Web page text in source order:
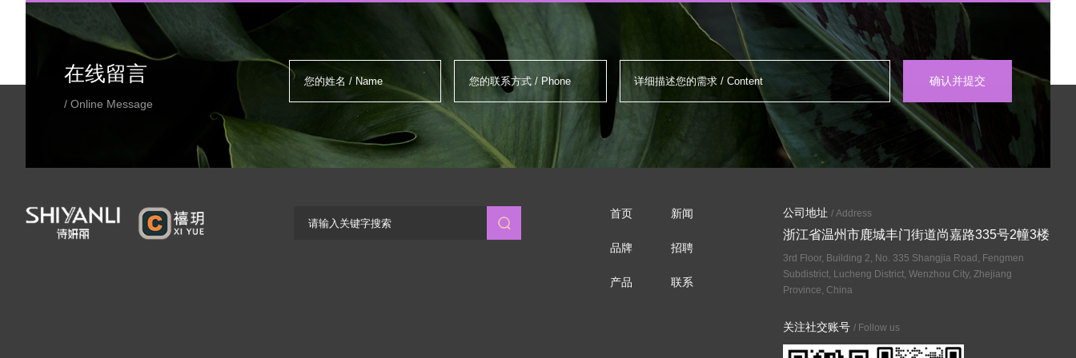
在线留言
/ Online Message
首页 新闻
品牌 招聘
产品 联系
公司地址 / Address
浙江省温州市鹿城丰门街道尚嘉路335号2幢3楼
3rd Floor, Building 2, No. 335 Shangjia Road, Fengmen
Subdistrict, Lucheng District, Wenzhou City, Zhejiang
Province, China
关注社交账号 / Follow us